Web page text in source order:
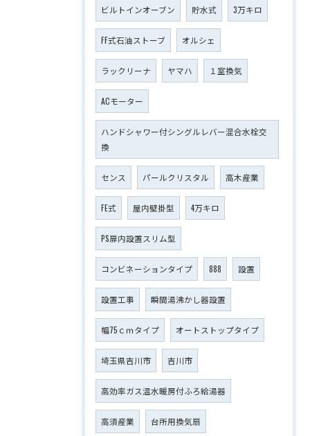
ビルトインオーブン 貯水式 3万キロ
FF式石油ストーブ オルシェ
ラックリーナ ヤマハ １室換気
ACモーター
ハンドシャワー付シングルレバー混合水栓交
換
センス パールクリスタル 高木産業
FE式 屋内壁掛型 4万キロ
PS扉内設置スリム型
コンビネーションタイプ 888 設置
設置工事 瞬間湯沸かし器設置
幅75ｃｍタイプ オートストップタイプ
埼玉県吉川市 吉川市
高効率ガス温水暖房付ふろ給湯器
高須産業 台所用換気扇